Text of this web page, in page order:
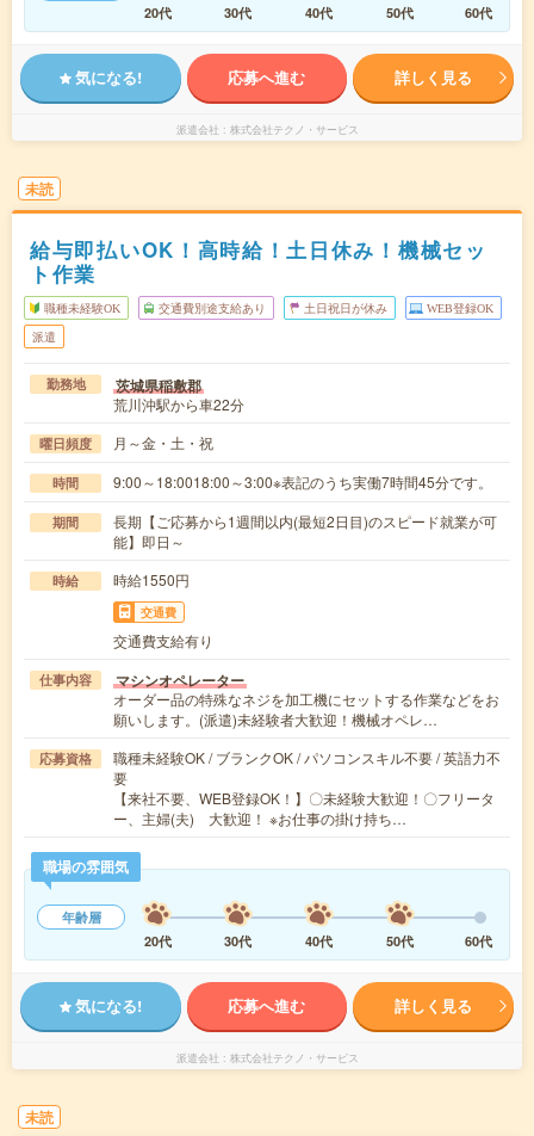
20代
30代 40代 50代 60代
気になる! 応募へ進む 詳しく見る
派遣会社 株式会社テクノ・サービス
未読
給与即払いOK！高時給！土日休み！機械セッ
ト作業
職種未経験OK 交通費別途支給あり 土日祝日が休み WEB登録OK
派遣
勤務地 茨城県稲敷郡
荒川沖駅から車22分
曜日頻度 月～金・土・祝
時間 9:00～18:0018:00～3:00※表記のうち実働7時間45分です。
期間
長期【ご応募から1週間以内(最短2日目)のスピード就業が可
能】即日～
時給 時給1550円
交通費
交通費支給有り
仕事内容 マシンオペレーター
オーダー品の特殊なネジを加工機にセットする作業などをお
願いします。(派遣)未経験者大歓迎！機械オペレ…
応募資格
職種未経験OK / ブランクOK / パソコンスキル不要 / 英語力不
要
【来社不要、WEB登録OK！】〇未経験大歓迎！〇フリータ
ー、主婦(夫) 大歓迎！ ※お仕事の掛け持ち…
職場の雰囲気
年齢層
20代
30代 40代 50代 60代
気になる! 応募へ進む 詳しく見る
派遣会社 株式会社テクノ・サービス
未読